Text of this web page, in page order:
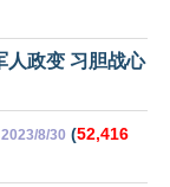
人政变 习胆战心
2023/8/30 (52,416